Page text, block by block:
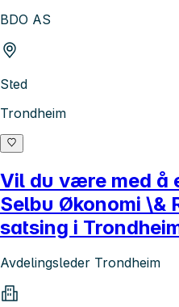
BDO AS
Sted
Trondheim
Vil du være med å
Selbu Økonomi \&
satsing i
Avdelingsleder Trondheim